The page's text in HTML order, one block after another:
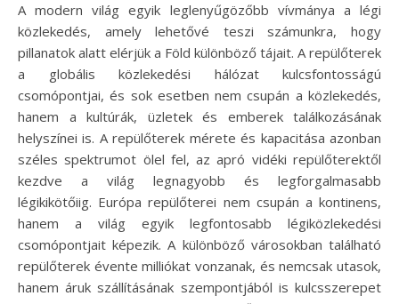
A modern világ egyik leglenyűgözőbb vívmánya a légi
közlekedés, amely lehetővé teszi számunkra, hogy
pillanatok alatt elérjük a Föld különböző tájait. A repülőterek
a globális közlekedési hálózat kulcsfontosságú
csomópontjai, és sok esetben nem csupán a közlekedés,
hanem a kultúrák, üzletek és emberek találkozásának
helyszínei is. A repülőterek mérete és kapacitása azonban
széles spektrumot ölel fel, az apró vidéki repülőterektől
kezdve a világ legnagyobb és legforgalmasabb
légikikötőiig. Európa repülőterei nem csupán a kontinens,
hanem a világ egyik legfontosabb légiközlekedési
csomópontjait képezik. A különböző városokban található
repülőterek évente milliókat vonzanak, és nemcsak utasok,
hanem áruk szállításának szempontjából is kulcsszerepet